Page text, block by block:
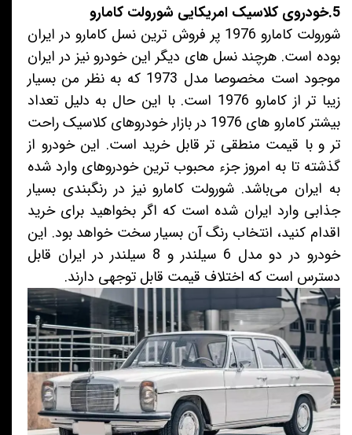
5.خودروی کلاسیک امریکایی شورولت کامارو
شورولت کامارو 1976 پر فروش ترین نسل کامارو در ایران
بوده است. هرچند نسل های دیگر این خودرو نیز در ایران
موجود است مخصوصا مدل 1973 که به نظر من بسیار
زیبا تر از کامارو 1976 است. با این حال به دلیل تعداد
بیشتر کامارو های 1976 در بازار خودروهای کلاسیک راحت
تر و با قیمت منطقی تر قابل خرید است. این خودرو از
گذشته تا به امروز جزء محبوب ترین خودروهای وارد شده
به ایران می‌باشد. شورولت کامارو نیز در رنگبندی بسیار
جذابی وارد ایران شده است که اگر بخواهید برای خرید
اقدام کنید، انتخاب رنگ آن بسیار سخت خواهد بود. این
خودرو در دو مدل 6 سیلندر و 8 سیلندر در ایران قابل
دسترس است که اختلاف قیمت قابل توجهی دارند.